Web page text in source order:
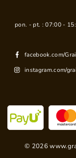
pon. - pt. : 07:00 -
facebook.com/
instagram.com/
© 2026